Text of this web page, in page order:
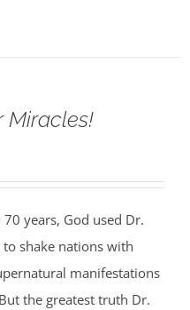
Miracles!
years, God used Dr.
shake nations with
manifestations
the greatest truth Dr.